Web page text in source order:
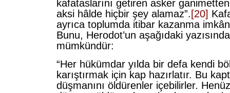
kafataslarını getiren asker
aksi hâlde hiçbir şey alamaz”. [20]
ayrıca toplumda itibar kazanma
Bunu, Herodot’un aşağıdaki
mümkündür:
“Her hükümdar yılda bir defa kendi
karıştırmak için kap hazırlatır. Bu
düşmanını öldürenler içebilirler.